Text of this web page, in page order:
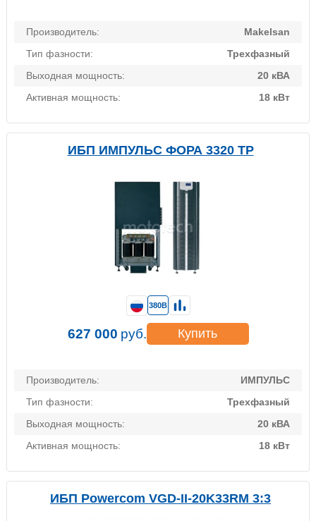
Производитель:
Makelsan
Тип фазности:
Трехфазный
Выходная мощность:
20 кВА
Активная мощность:
18 кВт
ИБП ИМПУЛЬС ФОРА 3320 TP
Производитель:
ИМПУЛЬС
Тип фазности:
Трехфазный
Выходная мощность:
20 кВА
Активная мощность:
18 кВт
380В
627 000 руб. Купить
ИБП Powercom VGD-II-20K33RM 3:3